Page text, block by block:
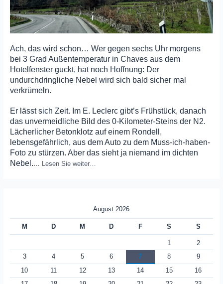
Ach, das wird schon… Wer gegen sechs Uhr morgens
bei 3 Grad Außentemperatur in Chaves aus dem
Hotelfenster guckt, hat noch Hoffnung: Der
undurchdringliche Nebel wird sich bald sicher mal
verkrümeln.
Er lässt sich Zeit. Im E. Leclerc gibt’s Frühstück, danach
das unvermeidliche Bild des 0-Kilometer-Steins der N2.
Lächerlicher Betonklotz auf einem Rondell,
lebensgefährlich, aus dem Auto zu dem Muss-ich-haben-
Foto zu stürzen. Aber das sieht ja niemand im dichten
Nebel.… Lesen Sie weiter…
August 2026
M D M D F S S
1
2
3
4 5 6 7 8
9
10
11 12 13 14 15
16